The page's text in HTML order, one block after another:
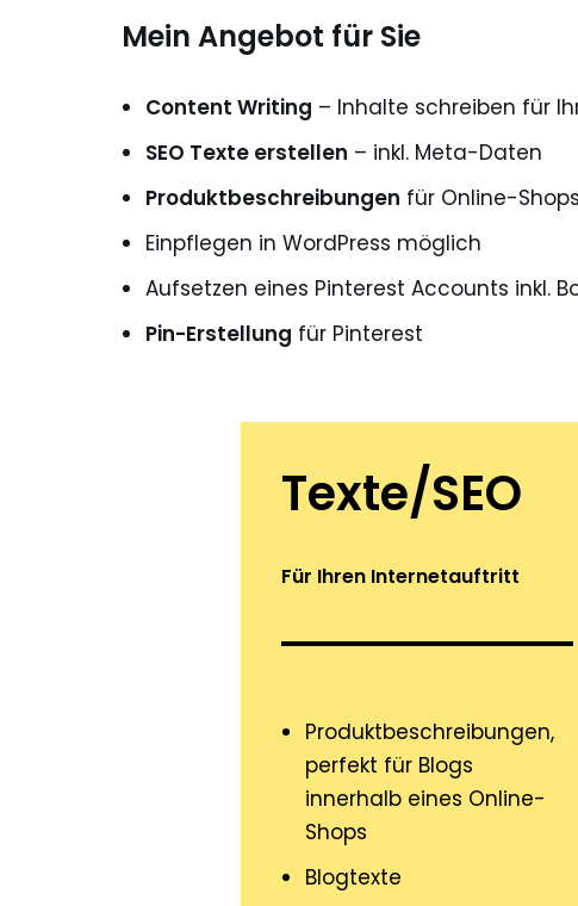
Mein Angebot für Sie
Content Writing – Inhalte schreiben für
SEO Texte erstellen – inkl. Meta-Daten
Produktbeschreibungen für Online-
Einpflegen in WordPress möglich
Aufsetzen eines Pinterest Accounts inkl.
Pin-Erstellung für Pinterest
Texte/SEO
Für Ihren Internetauftritt
Produktbeschreibungen,
perfekt für Blogs
innerhalb eines Online-
Shops
Blogtexte